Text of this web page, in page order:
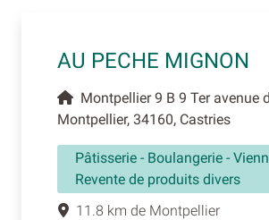
AU PECHE MIGNON
Montpellier 9 B 9 Ter avenue
Montpellier, 34160, Castries
Pâtisserie - Boulangerie -
Revente de produits divers
11.8 km de Montpellier